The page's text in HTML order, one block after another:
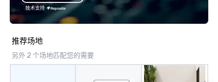
insurance, and show customization—
so you don’t have to. With
performances available in English,
cater to international teams and
culturally diverse audiences. Each
show is tailored to your event’s theme
技术支持
推荐场地
另外 2 个场地匹配您的需要